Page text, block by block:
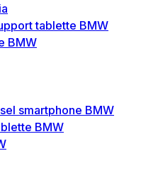
tablette BMW
BMW
smartphone BMW
BMW